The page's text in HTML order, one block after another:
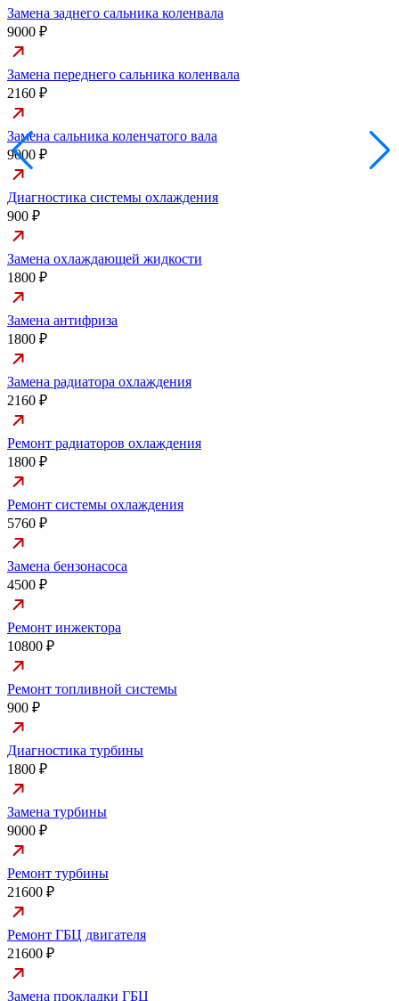
Замена заднего сальника коленвала
9000 ₽
Замена переднего сальника коленвала
2160 ₽
Замена сальника коленчатого вала
9000 ₽
Диагностика системы охлаждения
900 ₽
Замена охлаждающей жидкости
1800 ₽
Замена антифриза
1800 ₽
Замена радиатора охлаждения
2160 ₽
Ремонт радиаторов охлаждения
1800 ₽
Ремонт системы охлаждения
5760 ₽
Замена бензонасоса
4500 ₽
Ремонт инжектора
10800 ₽
Ремонт топливной системы
900 ₽
Диагностика турбины
1800 ₽
Замена турбины
9000 ₽
Ремонт турбины
21600 ₽
Ремонт ГБЦ двигателя
21600 ₽
Замена прокладки ГБЦ